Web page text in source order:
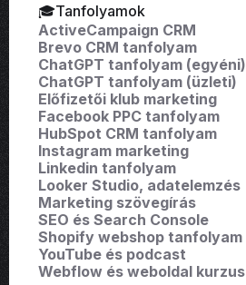
🎓Tanfolyamok
ActiveCampaign CRM
Brevo CRM tanfolyam
ChatGPT tanfolyam (egyéni)
ChatGPT tanfolyam (üzleti)
Előfizetői klub marketing
Facebook PPC tanfolyam
HubSpot CRM tanfolyam
Instagram marketing
Linkedin tanfolyam
Looker Studio, adatelemzés
Marketing szövegírás
SEO és Search Console
Shopify webshop tanfolyam
YouTube és podcast
Webflow és weboldal kurzus